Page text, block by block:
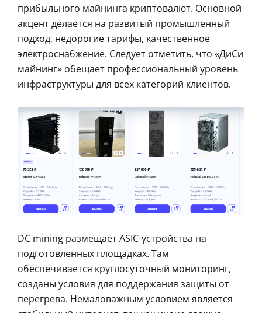
прибыльного майнинга криптовалют. Основной
акцент делается на развитый промышленный
подход, недорогие тарифы, качественное
электроснабжение. Следует отметить, что «ДиСи
майнинг» обещает профессиональный уровень
инфраструктуры для всех категорий клиентов.
DC mining размещает ASIC-устройства на
подготовленных площадках. Там
обеспечивается круглосуточный мониторинг,
созданы условия для поддержания защиты от
перегрева. Немаловажным условием является